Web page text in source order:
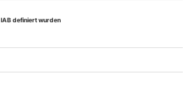
Kritikerumfrage Newsletter